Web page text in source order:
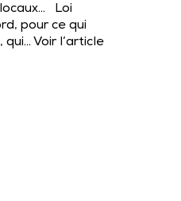
Loi
pour ce qui
qui… Voir l’article